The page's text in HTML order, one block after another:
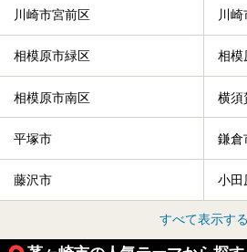
川崎市宮前区 川
相模原市緑区 相模
相模原市南区 横須
平塚市 鎌倉
藤沢市 小田
すべて表示する